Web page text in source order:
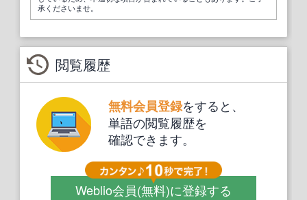
承くださいませ。
閲覧履歴
無料会員登録をすると、
単語の閲覧履歴を
確認できます。
Weblio会員(無料)に登録する